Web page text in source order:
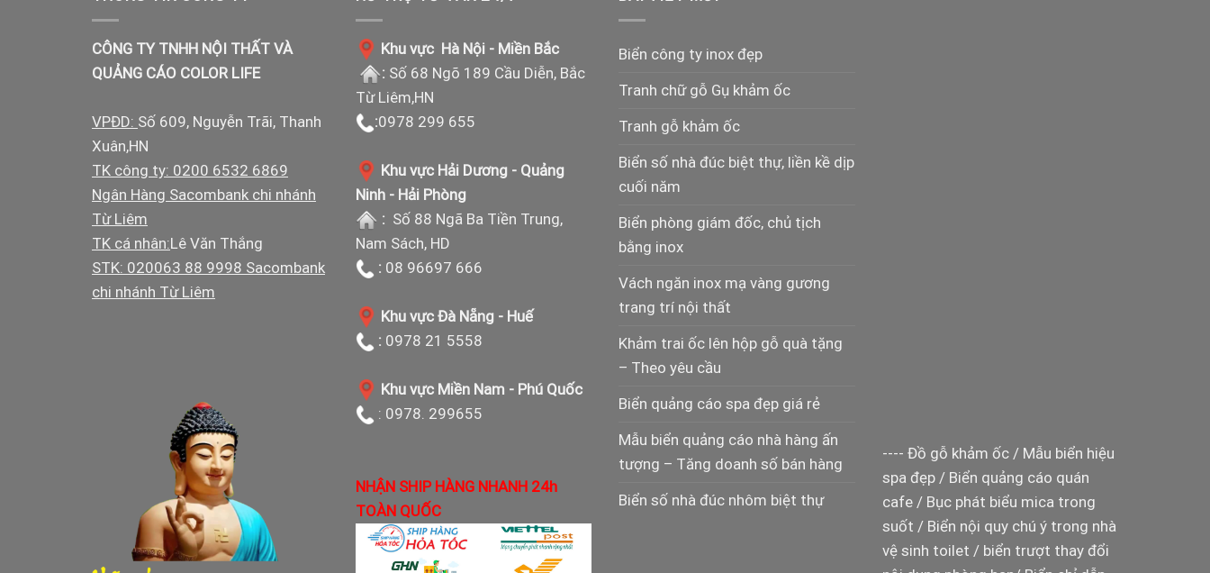
CÔNG TY TNHH NỘI THẤT VÀ
QUẢNG CÁO COLOR LIFE
VPĐD: Số 609, Nguyễn Trãi, Thanh
Xuân,HN
TK công ty: 0200 6532 6869
Ngân Hàng Sacombank chi nhánh
Từ Liêm
TK cá nhân:Lê Văn Thắng
STK: 020063 88 9998 Sacombank
chi nhánh Từ Liêm
Khu vực Hà Nội - Miền Bắc
: Số 68 Ngõ 189 Cầu Diễn, Bắc
Từ Liêm,HN
:0978 299 655
Khu vực Hải Dương - Quảng
Ninh - Hải Phòng
: Số 88 Ngã Ba Tiền Trung,
Nam Sách, HD
: 08 96697 666
Khu vực Đà Nẵng - Huế
: 0978 21 5558
Khu vực Miền Nam - Phú Quốc
: 0978. 299655
NHẬN SHIP HÀNG NHANH 24h
TOÀN QUỐC
Biển công ty inox đẹp
Tranh chữ gỗ Gụ khảm ốc
Tranh gỗ khảm ốc
Biển số nhà đúc biệt thự, liền kề dịp
cuối năm
Biển phòng giám đốc, chủ tịch
bằng inox
Vách ngăn inox mạ vàng gương
trang trí nội thất
Khảm trai ốc lên hộp gỗ quà tặng
– Theo yêu cầu
Biển quảng cáo spa đẹp giá rẻ
Mẫu biển quảng cáo nhà hàng ấn
tượng – Tăng doanh số bán hàng
Biển số nhà đúc nhôm biệt thự
---- Đồ gỗ khảm ốc/ Mẫu biển hiệu
spa đẹp/ Biển quảng cáo quán
cafe/ Bục phát biểu mica trong
suốt / Biển nội quy chú ý trong nhà
vệ sinh toilet / biển trượt thay đổi